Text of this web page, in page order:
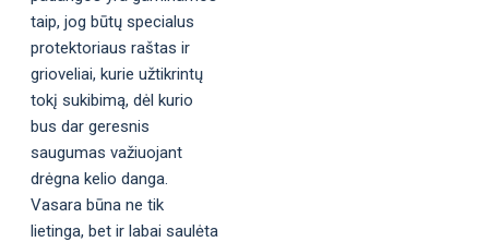
taip, jog būtų specialus
protektoriaus raštas ir
grioveliai, kurie užtikrintų
tokį sukibimą, dėl kurio
bus dar geresnis
saugumas važiuojant
drėgna kelio danga.
Vasara būna ne tik
lietinga, bet ir labai saulėta